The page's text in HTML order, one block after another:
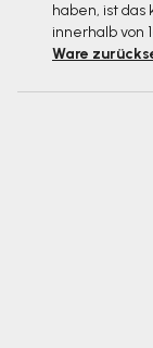
haben, ist das
innerhalb von
Ware